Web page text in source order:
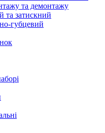
та демонтажу
та затискний
губцевий